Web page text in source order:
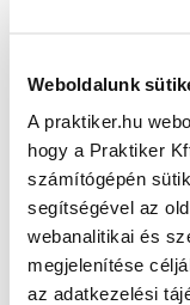
Weboldalunk
A praktiker.hu
hogy a Praktiker
számítógépén
segítségével az
webanalitikai és
megjelenítése
az adatkezelési